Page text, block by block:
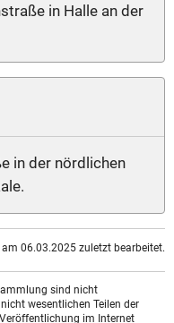
in Halle an der
in der nördlichen
06.03.2025 zuletzt bearbeitet.
sind nicht
wesentlichen Teilen der
im Internet